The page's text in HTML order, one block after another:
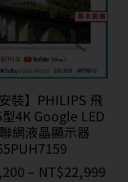
安裝】PHILIPS 飛
4K Google LED
網液晶顯示器
– NT$22,999